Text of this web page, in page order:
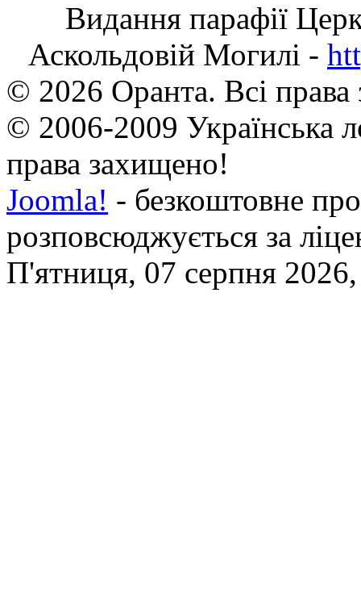
Видання парафії
Аскольдовій Могилі -
© 2026 Оранта. Всі
© 2006-2009 Українська
права захищено!
Joomla! - безкоштовне
розповсюджується за
П'ятниця, 07 серпня